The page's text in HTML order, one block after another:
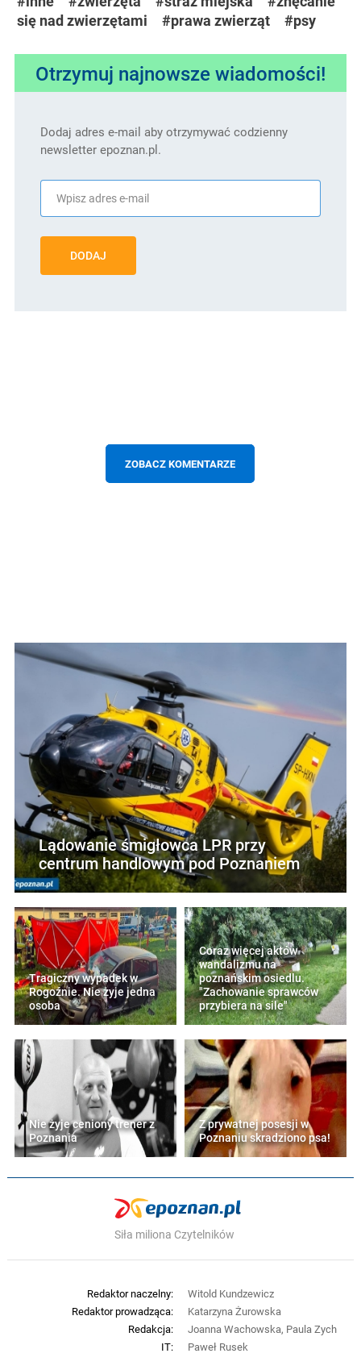
się nad zwierzętami
#prawa zwierząt #psy
Otrzymuj najnowsze wiadomości!
Dodaj adres e-mail aby otrzymywać codzienny
newsletter epoznan.pl.
DODAJ
ZOBACZ KOMENTARZE
Lądowanie śmigłowca LPR przy
centrum handlowym pod Poznaniem
Tragiczny wypadek w
Rogoźnie. Nie żyje jedna
osoba
Coraz więcej aktów
wandalizmu na
poznańskim osiedlu.
"Zachowanie sprawców
przybiera na sile"
Nie żyje ceniony trener z
Poznania
Z prywatnej posesji w
Poznaniu skradziono psa!
Siła miliona Czytelników
Redaktor naczelny:
Witold Kundzewicz
Redaktor prowadząca:
Katarzyna Żurowska
Redakcja:
Joanna Wachowska, Paula Zych
IT:
Paweł Rusek